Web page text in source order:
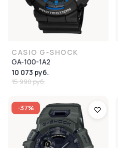
CASIO G-SHOCK
GA-100-1A2
10 073 руб.
15 990 руб.
-37%